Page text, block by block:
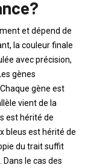
et dépend de
la couleur finale
avec précision,
gènes
gène est
vient de la
est hérité de
bleus est hérité de
du trait suffit
le cas des